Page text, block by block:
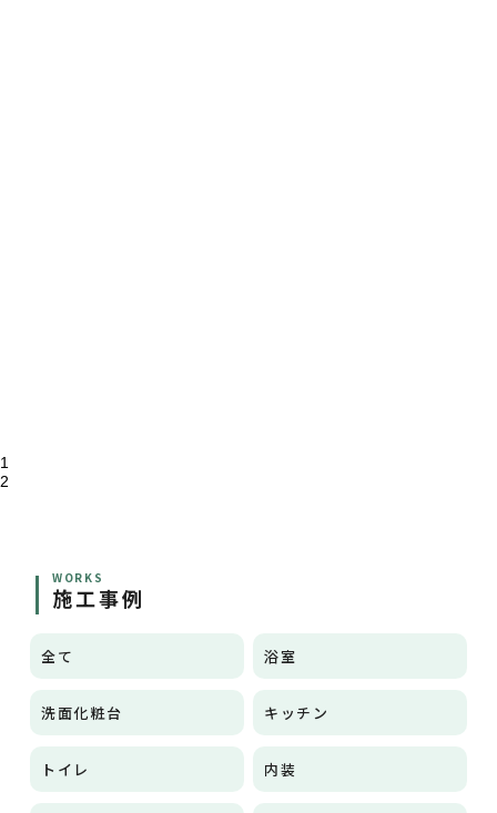
1
2
WORKS
施工事例
全て 浴室
洗面化粧台 キッチン
トイレ 内装